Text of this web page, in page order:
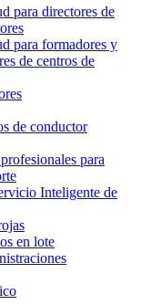
para directores de
para formadores y
de centros de
de conductor
para
Inteligente de
en lote